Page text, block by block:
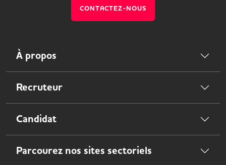
CONTACTEZ-NOUS
À propos
Recruteur
Candidat
Parcourez nos sites sectoriels